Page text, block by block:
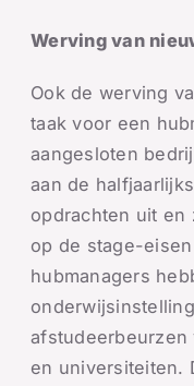
Werving van
Ook de werving
taak voor een
aangesloten
aan de
opdrachten uit en
op de stage-
hubmanagers
afstudeerbeurzen
en universiteiten.